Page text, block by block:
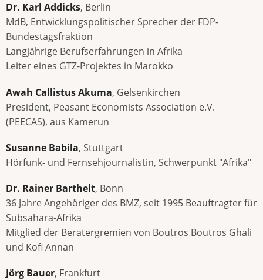
Dr. Karl Addicks, Berlin
MdB, Entwicklungspolitischer Sprecher der FDP-
Bundestagsfraktion
Langjährige Berufserfahrungen in Afrika
Leiter eines GTZ-Projektes in Marokko
Awah Callistus Akuma, Gelsenkirchen
President, Peasant Economists Association e.V.
(PEECAS), aus Kamerun
Susanne Babila, Stuttgart
Hörfunk- und Fernsehjournalistin, Schwerpunkt "Afrika"
Dr. Rainer Barthelt, Bonn
36 Jahre Angehöriger des BMZ, seit 1995 Beauftragter für
Subsahara-Afrika
Mitglied der Beratergremien von Boutros Boutros Ghali
und Kofi Annan
Jörg Bauer, Frankfurt